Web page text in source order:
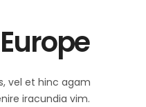
vel et hinc agam
iracundia vim.